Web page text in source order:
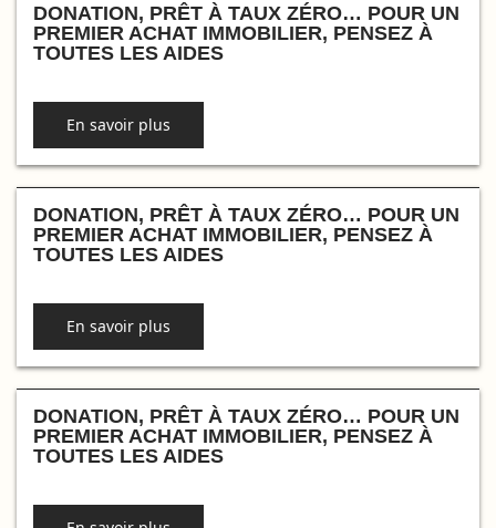
DONATION, PRÊT À TAUX ZÉRO… POUR UN
PREMIER ACHAT IMMOBILIER, PENSEZ À
TOUTES LES AIDES
En savoir plus
DONATION, PRÊT À TAUX ZÉRO… POUR UN
PREMIER ACHAT IMMOBILIER, PENSEZ À
TOUTES LES AIDES
En savoir plus
DONATION, PRÊT À TAUX ZÉRO… POUR UN
PREMIER ACHAT IMMOBILIER, PENSEZ À
TOUTES LES AIDES